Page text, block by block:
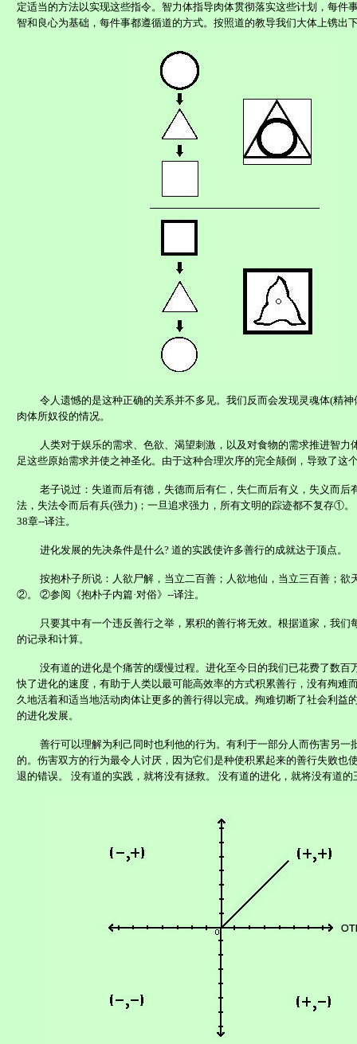
定适当的方法以实现这些指令。智力体指导肉体贯彻落实这些计划，每件
智和良心为基础，每件事都遵循道的方式。按照道的教导我们大体上镌出
令人遗憾的是这种正确的关系并不多见。我们反而会发现灵魂体(精
肉体所奴役的情况。
人类对于娱乐的需求、色欲、渴望刺激，以及对食物的需求推进智力
足这些原始需求并使之神圣化。由于这种合理次序的完全颠倒，导致了这
老子说过：失道而后有德，失德而后有仁，失仁而后有义，失义而后
法，失法令而后有兵(强力)；一旦追求强力，所有文明的踪迹都不复存①
38章--译注。
进化发展的先决条件是什么? 道的实践使许多善行的成就达于顶点。
按抱朴子所说：人欲尸解，当立二百善；人欲地仙，当立三百善；欲
②。 ②参阅《抱朴子内篇·对俗》--译注。
只要其中有一个违反善行之举，累积的善行将无效。根据道家，我们
的记录和计算。
没有道的进化是个痛苦的缓慢过程。进化至今日的我们已花费了数百
快了进化的速度，有助于人类以最可能高效率的方式积累善行， 没有殉难
久地活着和适当地活动肉体让更多的善行得以完成。殉难切断了社会利益
的进化发展。
善行可以理解为利己同时也利他的行为。有利于一部分人而伤害另一
的。伤害双方的行为最令人讨厌，因为它们是种使积累起来的善行失败也
退的错误。 没有道的实践，就将没有拯救。 没有道的进化，就将没有道的